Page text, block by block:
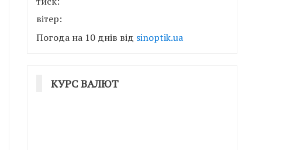
вітер:
Погода на 10 днів від sinoptik.ua
КУРС ВАЛЮТ